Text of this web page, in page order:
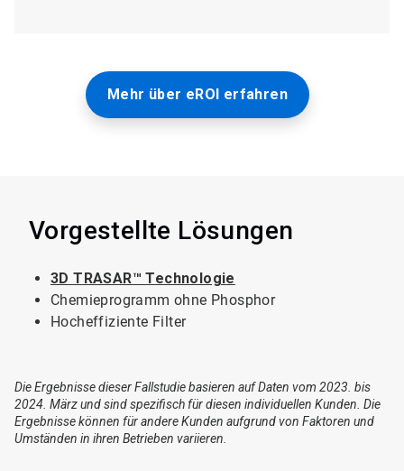
Mehr über eROI erfahren
Vorgestellte Lösungen
3D TRASAR™ Technologie
Chemieprogramm ohne Phosphor
Hocheffiziente Filter
Die Ergebnisse dieser Fallstudie basieren auf Daten vom 2023. bis
2024. März und sind spezifisch für diesen individuellen Kunden. Die
Ergebnisse können für andere Kunden aufgrund von Faktoren und
Umständen in ihren Betrieben variieren.